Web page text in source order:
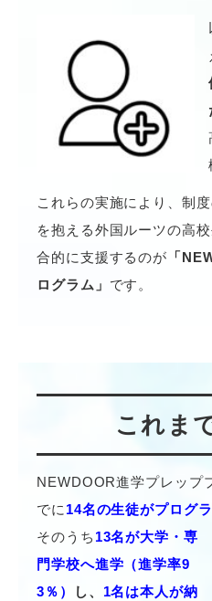
これらの実施により、制
を抱える外国ルーツの高
合的に支援するのが 「
ログラム」 です。
これま
NEWDOOR進学プレップ
でに 14名の生徒がプログ
そのうち 13名が大学・専
門学校へ進学（進学率9
3％）
し、 1名は本人が納